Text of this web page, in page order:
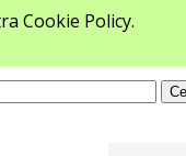
Cookie Policy.